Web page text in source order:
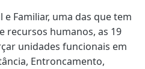
Familiar, uma das que tem
recursos humanos, as 19
unidades funcionais em
Entroncamento,